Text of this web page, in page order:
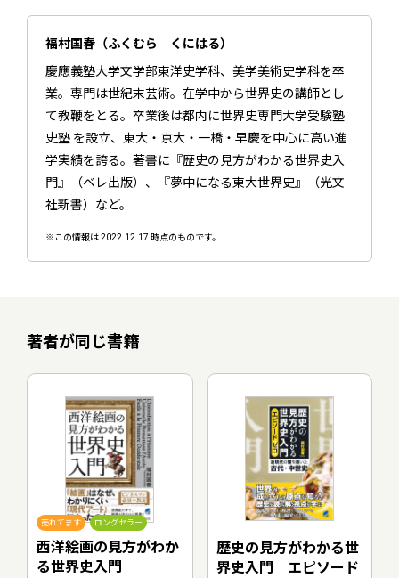
福村国春（ふくむら くにはる）
慶應義塾大学文学部東洋史学科、美学美術史学科を卒
業。専門は世紀末芸術。在学中から世界史の講師とし
て教鞭をとる。卒業後は都内に世界史専門大学受験塾
史塾 を設立、東大・京大・一橋・早慶を中心に高い進
学実績を誇る。著書に『歴史の見方がわかる世界史入
門』（ベレ出版）、『夢中になる東大世界史』（光文
社新書）など。
※この情報は 2022.12.17 時点のものです。
著者が同じ書籍
売れてます ロングセラー
西洋絵画の見方がわか
る世界史入門
歴史の見方がわかる世
界史入門 エピソード